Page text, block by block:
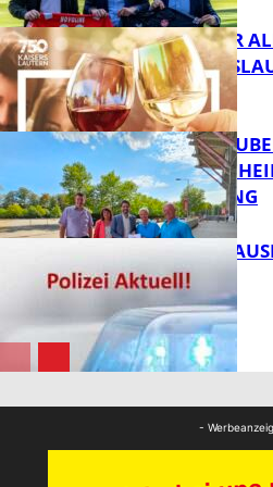
FB News
FB Kultur
GENÜSSE FÜR
VON
MINISTER
ENTWICKLUNG
HANDFESTE
PFAFFPLATZ
-